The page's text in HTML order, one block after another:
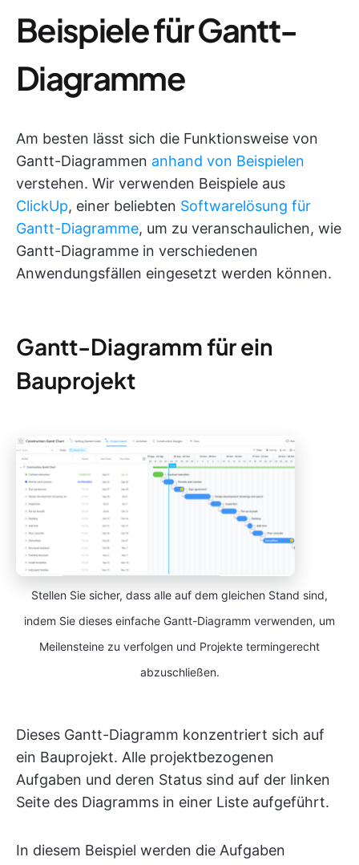
Beispiele für Gantt-
Diagramme
Am besten lässt sich die Funktionsweise von
Gantt-Diagrammen anhand von Beispielen
verstehen. Wir verwenden Beispiele aus
ClickUp, einer beliebten Softwarelösung für
Gantt-Diagramme, um zu veranschaulichen, wie
Gantt-Diagramme in verschiedenen
Anwendungsfällen eingesetzt werden können.
Gantt-Diagramm für ein
Bauprojekt
Stellen Sie sicher, dass alle auf dem gleichen Stand sind,
indem Sie dieses einfache Gantt-Diagramm verwenden, um
Meilensteine zu verfolgen und Projekte termingerecht
abzuschließen.
Dieses Gantt-Diagramm konzentriert sich auf
ein Bauprojekt. Alle projektbezogenen
Aufgaben und deren Status sind auf der linken
Seite des Diagramms in einer Liste aufgeführt.
In diesem Beispiel werden die Aufgaben